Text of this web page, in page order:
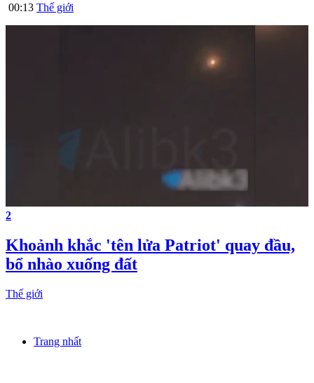
00:13 Thế giới
2
Khoảnh khắc 'tên lửa Patriot' quay đầu,
bổ nhào xuống đất
Thế giới
Trang nhất